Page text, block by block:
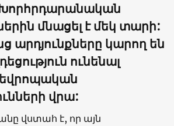
Խորհրդարանական
մնացել է մեկ տարի:
արդյունքները կարող են
ունենալ
վրա:
վստահ է, որ այն